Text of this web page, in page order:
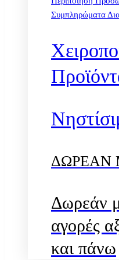
Συμπληρώματα
ΔΩΡΕΑΝ
Δωρεάν
αγορές
και πάνω